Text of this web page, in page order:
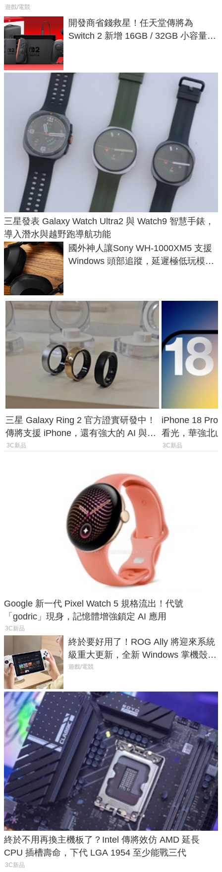
遊戲/電競
開發商省錢救星！任天堂傳將為
Switch 2 新增 16GB / 32GB 小容量遊
三星發表 Galaxy Watch Ultra2 與 Watch9 智慧手錶，
導入潛水與越野跑導航功能
國外神人讓Sony WH-1000XM5 支援
Windows 頭部追蹤，延遲極低玩模擬
三星 Galaxy Ring 2 官方證實研發中！
傳將支援 iPhone，還有強大的 AI 與智
慧家電連動功能
3C新品
iPhone 18 Pro
看光，華強北
山寨機無法復
3C新品
Google 新一代 Pixel Watch 5 規格流出！代號
「godric」現身，記憶體增強鎖定 AI 應用
3C新品
終於要好用了！ROG Ally 將迎來系統
級重大更新，全新 Windows 掌機殼模
式讓操作就像 Xbox 一樣順暢
遊戲/電競
終於不用再換主機板了？Intel 傳將效仿 AMD 延長
CPU 插槽壽命，下代 LGA 1954 至少能戰三代
3C新品